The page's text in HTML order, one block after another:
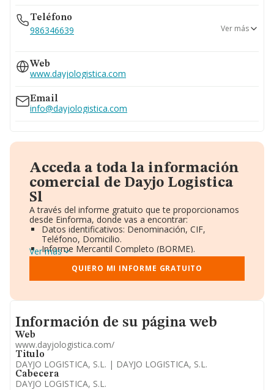
Teléfono
986346639
986346770
Ver más
Web
www.dayjologistica.com
Email
info@dayjologistica.com
Acceda a toda la información
comercial de Dayjo Logistica
Sl
A través del informe gratuito que te proporcionamos
desde Einforma, donde vas a encontrar:
Datos identificativos: Denominación, CIF,
Teléfono, Domicilio.
Informe Mercantil Completo (BORME).
Gráficos de Evolución Ventas y Empleados.
Consejo de Administración y Administradores.
Directivos y Ejecutivos.
Información oficial y registral complementaria.
Ver más
QUIERO MI INFORME GRATUITO
Informacion de su página web
Información de su página web
Web
www.dayjologistica.com/
Titulo
DAYJO LOGISTICA, S.L. | DAYJO LOGISTICA, S.L.
Cabecera
DAYJO LOGISTICA, S.L.